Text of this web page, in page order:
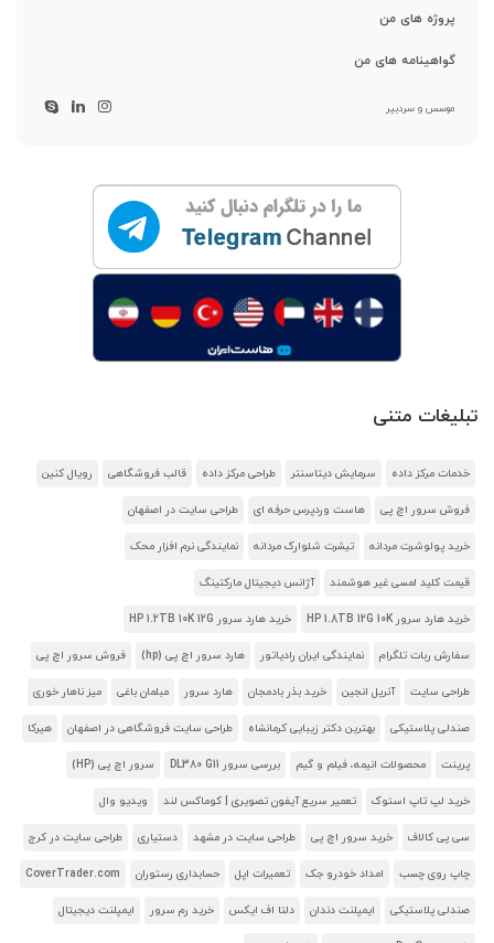
پروژه های من
گواهینامه های من
موسس و سردبیر
تبلیغات متنی
خدمات مرکز داده سرمایش دیتاسنتر طراحی مرکز داده قالب فروشگاهی رویال کنین
فروش سرور اچ پی هاست وردپرس حرفه ای طراحی سایت در اصفهان
خرید پولوشرت مردانه تیشرت شلوارک مردانه نمایندگی نرم افزار محک
قیمت کلید لمسی غیر هوشمند آژانس دیجیتال مارکتینگ
خرید هارد سرور HP 1.8TB 12G 10K خرید هارد سرور HP 1.2TB 10K 12G
سفارش ربات تلگرام نمایندگی ایران رادیاتور هارد سرور اچ پی (hp) فروش سرور اچ پی
طراحی سایت آنریل انجین خرید بذر بادمجان هارد سرور مبلمان باغی میز ناهار خوری
صندلی پلاستیکی بهترین دکتر زیبایی کرمانشاه طراحی سایت فروشگاهی در اصفهان هیرکا
پرینت محصولات انیمه، فیلم و گیم بررسی سرور DL380 G11 سرور اچ پی (HP)
خرید لپ تاپ استوک تعمیر سریع آیفون تصویری | کوماکس لند ویدیو وال
سی پی کالاف خرید سرور اچ پی طراحی سایت در مشهد دستیاری طراحی سایت در کرج
چاپ روی چسب امداد خودرو جک تعمیرات اپل حسابداری رستوران CoverTrader.com
صندلی پلاستیکی ایمپلنت دندان دلتا اف ایکس خرید رم سرور ایمپلنت دیجیتال